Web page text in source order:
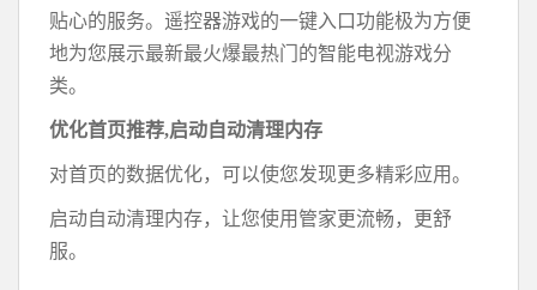
贴心的服务。遥控器游戏的一键入口功能极为方便
地为您展示最新最火爆最热门的智能电视游戏分
类。
优化首页推荐,启动自动清理内存
对首页的数据优化，可以使您发现更多精彩应用。
启动自动清理内存，让您使用管家更流畅，更舒
服。